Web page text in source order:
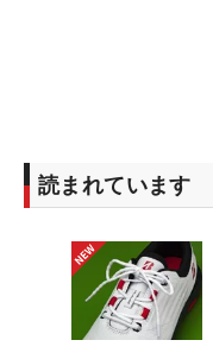
読まれています